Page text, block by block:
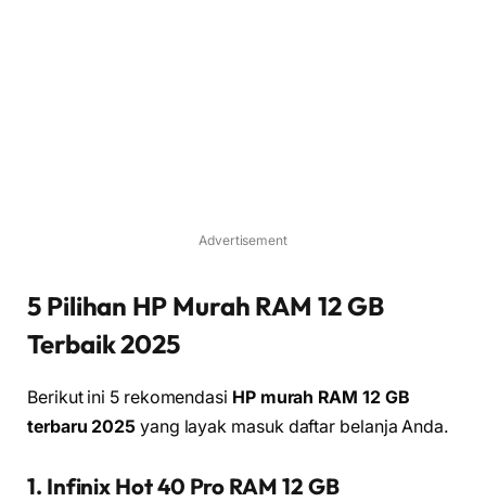
Advertisement
5 Pilihan HP Murah RAM 12 GB
Terbaik 2025
Berikut ini 5 rekomendasi HP murah RAM 12 GB
terbaru 2025 yang layak masuk daftar belanja Anda.
1. Infinix Hot 40 Pro RAM 12 GB